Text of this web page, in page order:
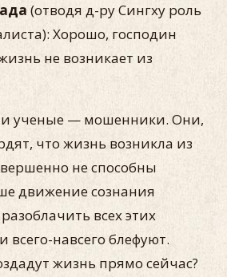
(отводя д-ру Сингху роль
Хорошо, господин
не возникает из
ученые — мошенники. Они,
что жизнь возникла из
не способны
движение сознания
всех этих
навсего блефуют.
жизнь прямо сейчас?